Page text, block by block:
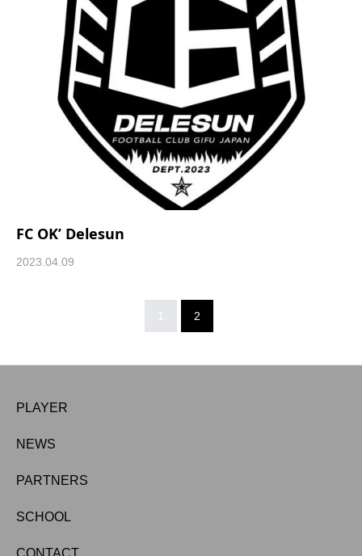
FC OK’ Delesun
2023.04.09
1 2
PLAYER
NEWS
PARTNERS
SCHOOL